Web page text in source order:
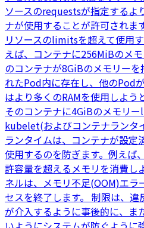
ソースのrequestsが指定するよ
ナが使用することが許可されま
リソースのlimitsを超えて使用
えば、コンテナに256MiBのメ
のコンテナが8GiBのメモリー
れたPod内に存在し、他のPod
はより多くのRAMを使用しよう
そのコンテナに4GiBのメモリー
kubelet(およびコンテナランタ
ランタイムは、コンテナが設定
使用するのを防ぎます。例えば
許容量を超えるメモリを消費し
ネルは、メモリ不足(OOM)エラ
セスを終了します。 制限は、
が介入するように事後的に、ま